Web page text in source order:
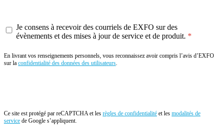
Je consens à recevoir des courriels de EXFO sur des
évènements et des mises à jour de service et de produit.
En livrant vos renseignements personnels, vous reconnaissez avoir compris l’avis d’EXFO
sur la confidentialité des données des utilisateurs.
Ce site est protégé par reCAPTCHA et les règles de confidentialité et les modalités de
service de Google s’appliquent.